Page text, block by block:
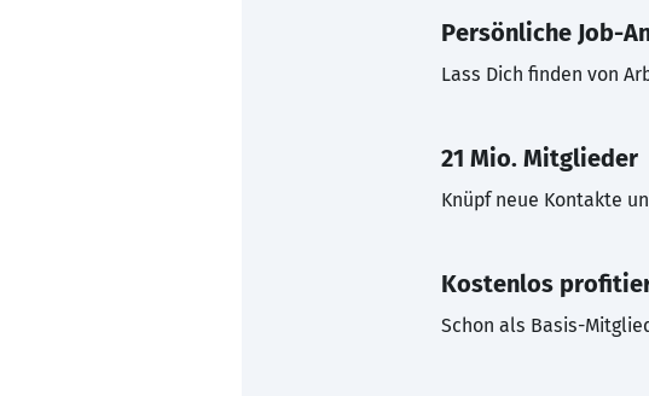
Persönliche Job-
Lass Dich finden von
21 Mio. Mitglieder
Knüpf neue Kontakte
Kostenlos
Schon als Basis-